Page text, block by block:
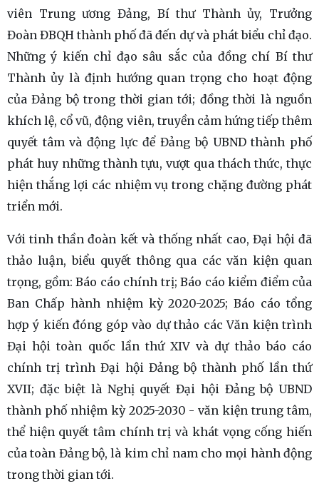
viên Trung ương Đảng, Bí thư Thành ủy, Trưởng
Đoàn ĐBQH thành phố đã đến dự và phát biểu chỉ đạo.
Những ý kiến chỉ đạo sâu sắc của đồng chí Bí thư
Thành ủy là định hướng quan trọng cho hoạt động
của Đảng bộ trong thời gian tới; đồng thời là nguồn
khích lệ, cổ vũ, động viên, truyền cảm hứng tiếp thêm
quyết tâm và động lực để Đảng bộ UBND thành phố
phát huy những thành tựu, vượt qua thách thức, thực
hiện thắng lợi các nhiệm vụ trong chặng đường phát
triển mới.
Với tinh thần đoàn kết và thống nhất cao, Đại hội đã
thảo luận, biểu quyết thông qua các văn kiện quan
trọng, gồm: Báo cáo chính trị; Báo cáo kiểm điểm của
Ban Chấp hành nhiệm kỳ 2020-2025; Báo cáo tổng
hợp ý kiến đóng góp vào dự thảo các Văn kiện trình
Đại hội toàn quốc lần thứ XIV và dự thảo báo cáo
chính trị trình Đại hội Đảng bộ thành phố lần thứ
XVII; đặc biệt là Nghị quyết Đại hội Đảng bộ UBND
thành phố nhiệm kỳ 2025-2030 - văn kiện trung tâm,
thể hiện quyết tâm chính trị và khát vọng cống hiến
của toàn Đảng bộ, là kim chỉ nam cho mọi hành động
trong thời gian tới.